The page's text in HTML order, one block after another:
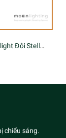
Đèn Spotlight Đôi Stella PK-2-LENS Series
chiếu sáng.